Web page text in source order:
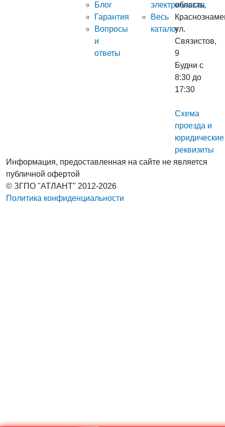
Блог
Гарантия
Вопросы
и
ответы
электрическая
Весь
каталог
область,
ул.
Связистов,
9
Будни с
8:30 до
17:30
Схема
проезда и
юридические
реквизиты
Информация, предоставленная на сайте не является
публичной офертой
© ЗГПО "АТЛАНТ" 2012-2026
Политика конфиденциальности